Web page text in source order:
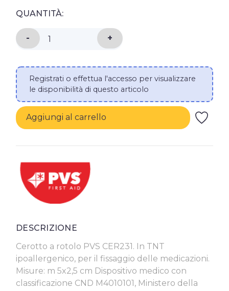
QUANTITÀ:
DIMINUISCI LA QUANTITÀ DI ROTOLO
- AUMENTA LA QUANTITÀ DI
+
Registrati o effettua l'accesso per visualizzare
le disponibilità di questo articolo
Aggiungi al carrello
DESCRIZIONE
Cerotto a rotolo PVS CER231. In TNT
ipoallergenico, per il fissaggio delle medicazioni.
Misure: m 5x2,5 cm Dispositivo medico con
classificazione CND M4010101, Ministero della